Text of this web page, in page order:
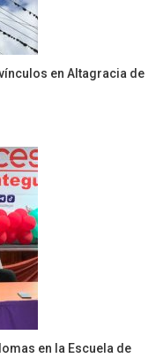
en Altagracia de
en la Escuela de